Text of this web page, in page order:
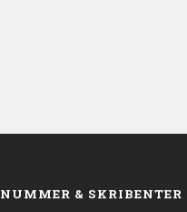
NUMMER & SKRIBENTER